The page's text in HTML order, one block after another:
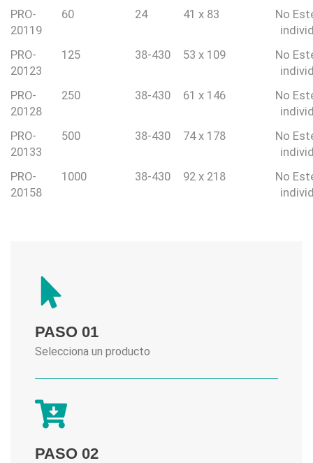
PRO-
20119
60 24 41 x 83
No
PRO-
20123
125 38-430 53 x 109
No
PRO-
20128
250 38-430 61 x 146
No
PRO-
20133
500 38-430 74 x 178
No
PRO-
20158
1000 38-430 92 x 218
No
PASO 01
Selecciona un producto
PASO 02